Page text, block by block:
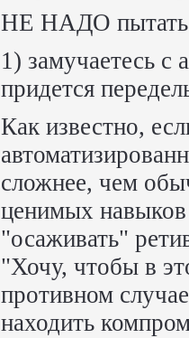
НЕ НАДО
1) замучаетесь с
придется
Как известно,
сложнее, чем
ценимых навыков
"осаживать"
"Хочу, чтобы в
противном
находить